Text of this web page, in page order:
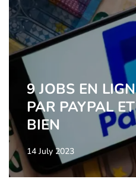
9 JOBS EN
PAR PAYPAL
BIEN
14 July 2023